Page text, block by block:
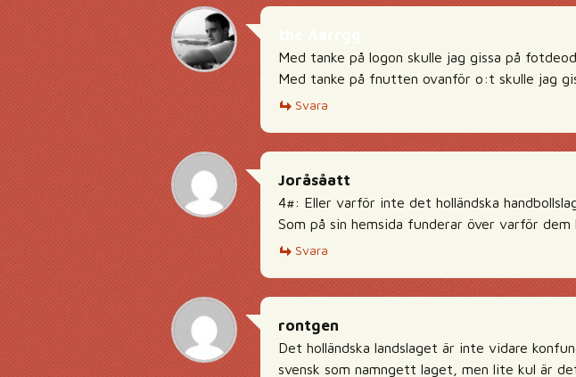
Med tanke på logon skulle jag gissa på
Med tanke på fnutten ovanför o:t skulle jag
Svara
Joråsåatt
4#: Eller varför inte det holländska
Som på sin hemsida funderar över varför
Svara
rontgen
Det holländska landslaget är inte vidare
svensk som namngett laget, men lite kul är